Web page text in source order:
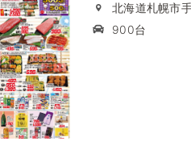
北海道札幌市
900台